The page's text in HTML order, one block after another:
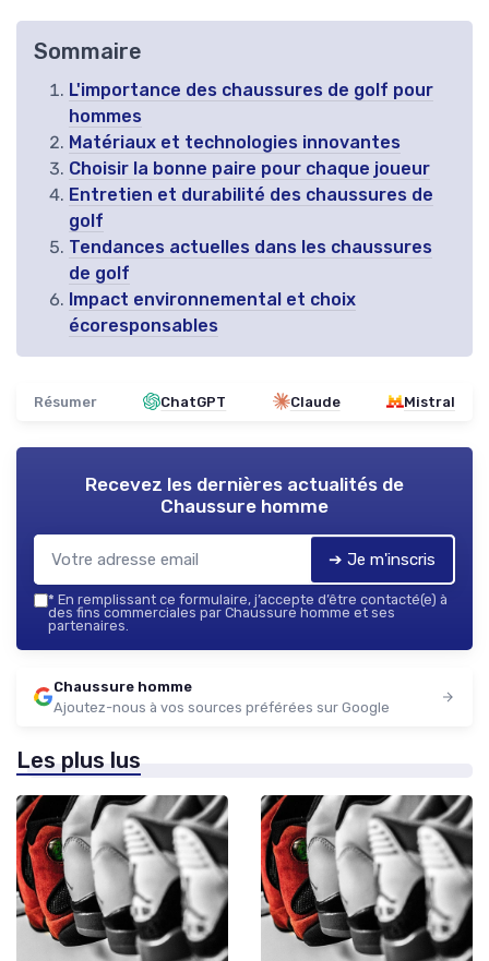
Sommaire
L'importance des chaussures de golf pour
hommes
Matériaux et technologies innovantes
Choisir la bonne paire pour chaque joueur
Entretien et durabilité des chaussures de
golf
Tendances actuelles dans les chaussures
de golf
Impact environnemental et choix
écoresponsables
Résumer ChatGPT Claude Mistral
Recevez les dernières actualités de
Chaussure homme
➔ Je m'inscris
* En remplissant ce formulaire, j’accepte d’être contacté(e) à
des fins commerciales par Chaussure homme et ses
partenaires.
Chaussure homme
Ajoutez-nous à vos sources préférées sur Google
Les plus lus